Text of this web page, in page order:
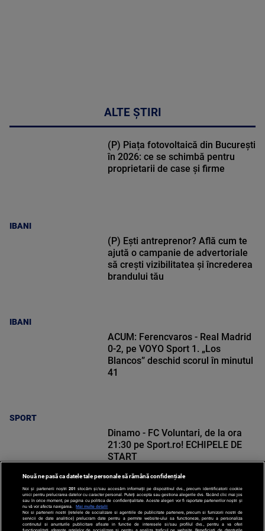
ALTE ȘTIRI
IBANI
(P) Piața fotovoltaică din București
în 2026: ce se schimbă pentru
proprietarii de case și firme
IBANI
(P) Ești antreprenor? Află cum te
ajută o campanie de advertoriale
să crești vizibilitatea și încrederea
brandului tău
SPORT
ACUM: Ferencvaros - Real Madrid
0-2, pe VOYO Sport 1. „Los
Blancos” deschid scorul în minutul
41
SPORT
Dinamo - FC Voluntari, de la ora
21:30 pe Sport.ro! ECHIPELE DE
START
Nouă ne pasă ca datele tale personale să rămână confidențiale
Noi și partenerii noștri 201 stocăm și/sau accesăm informații pe dispozitivul dvs., precum identificatorii cookie
unici pentru prelucrarea datelor cu caracter personal. Puteți accepta sau gestiona alegerile dvs. făcând clic mai jos
sau în orice moment, pe pagina cu politica de confidențialitate. Aceste alegeri vor fi raportate partenerilor noștri și
nu vă vor afecta navigarea.
Mai multe detalii
Noi si partenerii nostri (retelele de socializare si agentiile de publicitate partenere, precum si furnizorii nostri de
servicii de date analitice) prelucram date pentru a permite website-ului sa functioneze, pentru a personaliza
continutul si anunturile publicitare afisate in functie de interesele si/sau profilul dvs., pentru a va oferi
functionalitati aferente retelelor de socializare si pentru a analiza traficul pe website. Beneficiati de drepturile